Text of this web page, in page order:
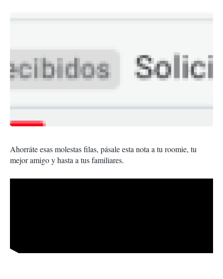
Ahorráte esas molestas filas, pásale esta nota a tu roomie, tu
mejor amigo y hasta a tus familiares.